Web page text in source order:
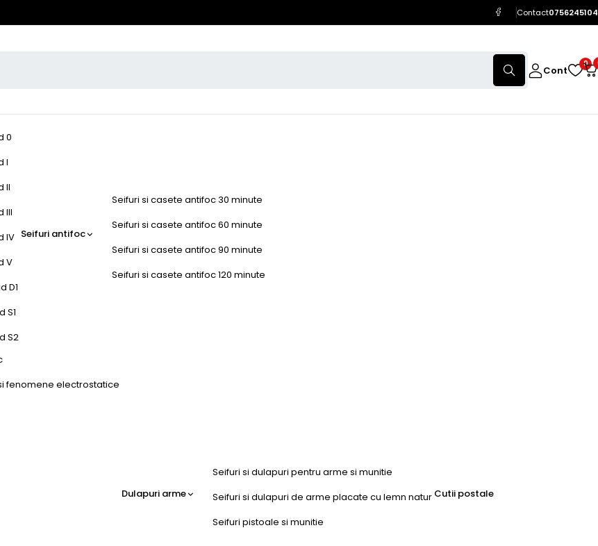
Contact0756245104
Cont
0
0
I
II
III
IV
V
D1
S1
S2
Seifuri antifoc
Seifuri si casete antifoc 30 minute
Seifuri si casete antifoc 60 minute
Seifuri si casete antifoc 90 minute
Seifuri si casete antifoc 120 minute
fenomene electrostatice
Dulapuri arme
Seifuri si dulapuri pentru arme si munitie
Seifuri si dulapuri de arme placate cu lemn natur
Seifuri pistoale si munitie
Cutii postale